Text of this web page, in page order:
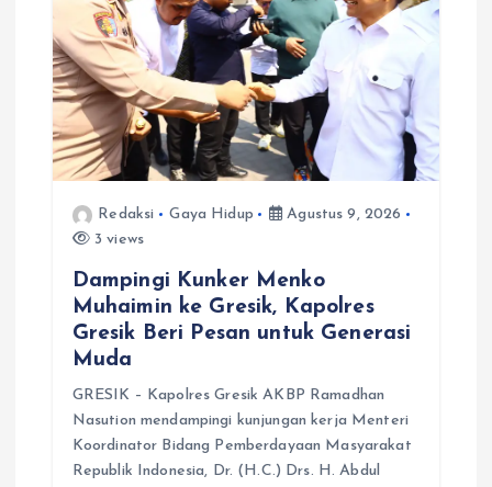
s
Redaksi Gaya Hidup
Agustus 9, 2026
3 views
Dampingi Kunker Menko
Muhaimin ke Gresik, Kapolres
Gresik Beri Pesan untuk Generasi
Muda
GRESIK – Kapolres Gresik AKBP Ramadhan
Nasution mendampingi kunjungan kerja Menteri
Koordinator Bidang Pemberdayaan Masyarakat
Republik Indonesia, Dr. (H.C.) Drs. H. Abdul